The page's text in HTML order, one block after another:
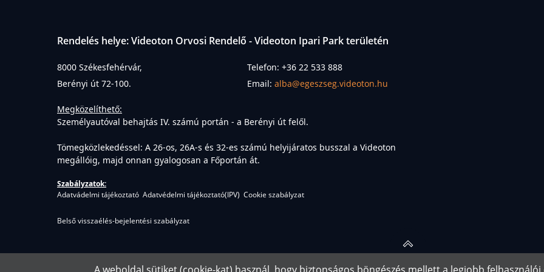
Rendelés helye: Videoton Orvosi Rendelő - Videoton Ipari Park területén
8000 Székesfehérvár,
Berényi út 72-100.
Telefon: +36 22 533 888
Email: alba@egeszseg.videoton.hu
Megközelíthető:
Személyautóval behajtás IV. számú portán - a Berényi út felől.
Tömegközlekedéssel: A 26-os, 26A-s és 32-es számú helyijáratos busszal a Videoton
megállóig, majd onnan gyalogosan a Főportán át.
Szabályzatok:
Adatvádelmi tájékoztató Adatvédelmi tájékoztató(IPV) Cookie szabályzat
Belső visszaélés-bejelentési szabályzat
Copyright © 2026 Videoton Orvosi Rendelő. Minden jog